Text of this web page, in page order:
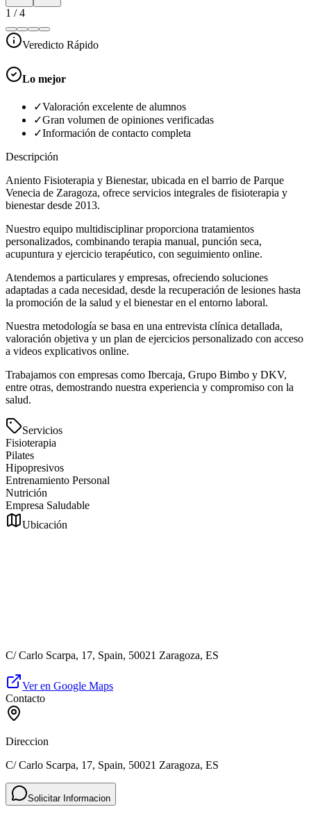
1 /4
Veredicto Rápido
Lo mejor
✓Valoración excelente de alumnos
✓Gran volumen de opiniones verificadas
✓Información de contacto completa
Descripción
Aniento Fisioterapia y Bienestar, ubicada en el barrio de Parque
Venecia de Zaragoza, ofrece servicios integrales de fisioterapia y
bienestar desde 2013.
Nuestro equipo multidisciplinar proporciona tratamientos
personalizados, combinando terapia manual, punción seca,
acupuntura y ejercicio terapéutico, con seguimiento online.
Atendemos a particulares y empresas, ofreciendo soluciones
adaptadas a cada necesidad, desde la recuperación de lesiones hasta
la promoción de la salud y el bienestar en el entorno laboral.
Nuestra metodología se basa en una entrevista clínica detallada,
valoración objetiva y un plan de ejercicios personalizado con acceso
a videos explicativos online.
Trabajamos con empresas como Ibercaja, Grupo Bimbo y DKV,
entre otras, demostrando nuestra experiencia y compromiso con la
salud.
Servicios
Fisioterapia
Pilates
Hipopresivos
Entrenamiento Personal
Nutrición
Empresa Saludable
Ubicación
C/ Carlo Scarpa, 17, Spain, 50021 Zaragoza, ES
Ver en Google Maps
Contacto
Direccion
C/ Carlo Scarpa, 17, Spain, 50021 Zaragoza, ES
Solicitar Informacion